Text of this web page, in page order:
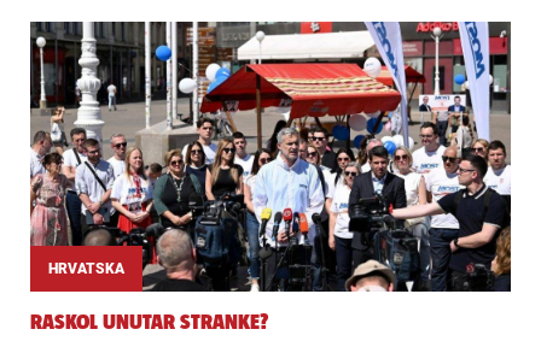
HRVATSKA
RASKOL UNUTAR STRANKE?